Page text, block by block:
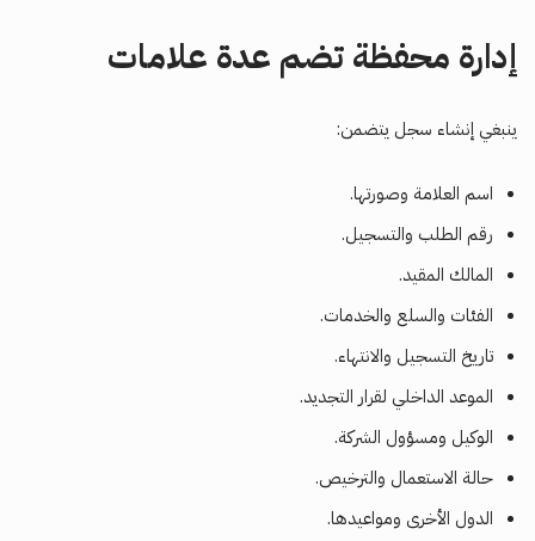
إدارة محفظة تضم عدة علامات
ينبغي إنشاء سجل يتضمن:
اسم العلامة وصورتها.
رقم الطلب والتسجيل.
المالك المقيد.
الفئات والسلع والخدمات.
تاريخ التسجيل والانتهاء.
الموعد الداخلي لقرار التجديد.
الوكيل ومسؤول الشركة.
حالة الاستعمال والترخيص.
الدول الأخرى ومواعيدها.